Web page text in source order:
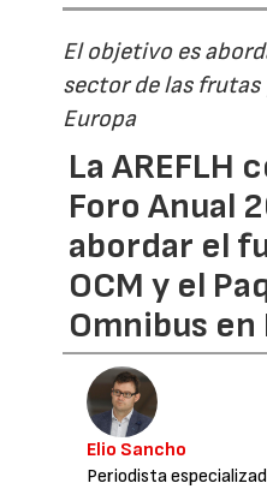
El objetivo es
sector de las
Europa
La AREFLH
Foro Anual
abordar el
OCM y el
Omnibus en
Elio Sancho
Periodista